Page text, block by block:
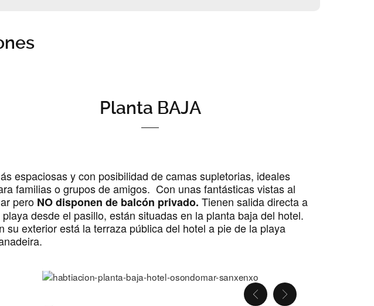
Planta BAJA
espaciosas y con posibilidad de camas supletorias, ideales
familias o grupos de amigos. Con unas fantásticas vistas al
pero NO disponen de balcón privado. Tienen salida directa a
playa desde el pasillo, están situadas en la planta baja del hotel.
su exterior está la terraza pública del hotel a pie de la playa